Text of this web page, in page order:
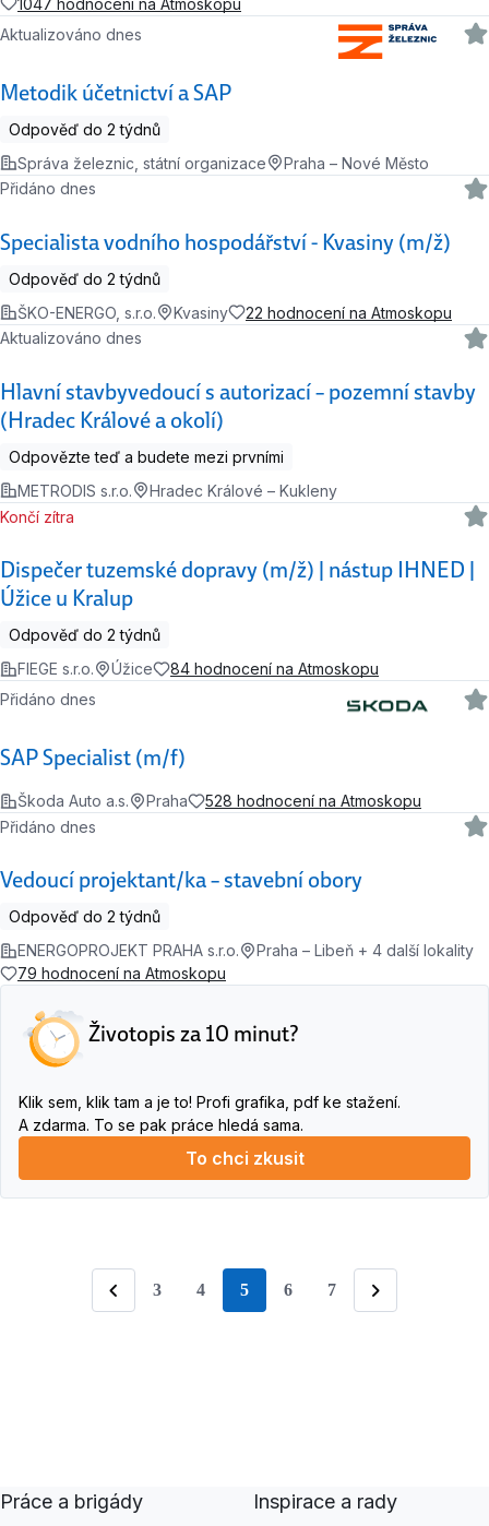
Metodik účetnictví a SAP
Aktualizováno dnes
Odpověď do 2 týdnů
Správa železnic, státní organizace
Praha – Nové Město
Specialista vodního hospodářství - Kvasiny (m/ž)
Přidáno dnes
Odpověď do 2 týdnů
ŠKO-ENERGO, s.r.o.
Kvasiny 22 hodnocení na Atmoskopu
Hlavní stavbyvedoucí s autorizací – pozemní stavby
(Hradec Králové a okolí)
Aktualizováno dnes
Odpovězte teď a budete mezi prvními
METRODIS s.r.o.
Hradec Králové – Kukleny
Dispečer tuzemské dopravy (m/ž) | nástup IHNED |
Úžice u Kralup
Končí zítra
Odpověď do 2 týdnů
FIEGE s.r.o.
Úžice 84 hodnocení na Atmoskopu
SAP Specialist (m/f)
Přidáno dnes
Škoda Auto a.s. Praha 528 hodnocení na Atmoskopu
Vedoucí projektant/ka – stavební obory
Přidáno dnes
Odpověď do 2 týdnů
ENERGOPROJEKT PRAHA s.r.o.
Praha – Libeň + 4 další lokality
79 hodnocení na Atmoskopu
Životopis za 10 minut?
Klik sem, klik tam a je to! Profi grafika, pdf ke stažení.
A zdarma. To se pak práce hledá sama.
To chci zkusit
Předchozí
3 4 stránka
5 6 7
Následující
Práce a brigády Inspirace a rady